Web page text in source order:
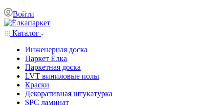
Войти
Каталог
Инженерная доска
Паркет Ёлка
Паркетная доска
LVT виниловые полы
Краски
Декоративная штукатурка
SPC ламинат